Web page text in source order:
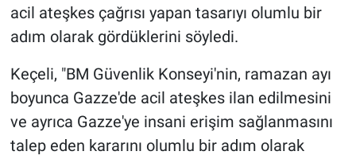
acil ateşkes çağrısı yapan tasarıyı olumlu bir
adım olarak gördüklerini söyledi.
Keçeli, "BM Güvenlik Konseyi'nin, ramazan ayı
boyunca Gazze'de acil ateşkes ilan edilmesini
ve ayrıca Gazze'ye insani erişim sağlanmasını
talep eden kararını olumlu bir adım olarak